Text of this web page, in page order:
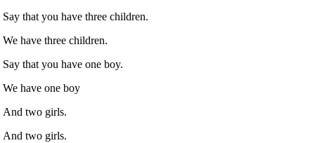
Say that you have three children.
We have three children.
Say that you have one boy.
We have one boy
And two girls.
And two girls.